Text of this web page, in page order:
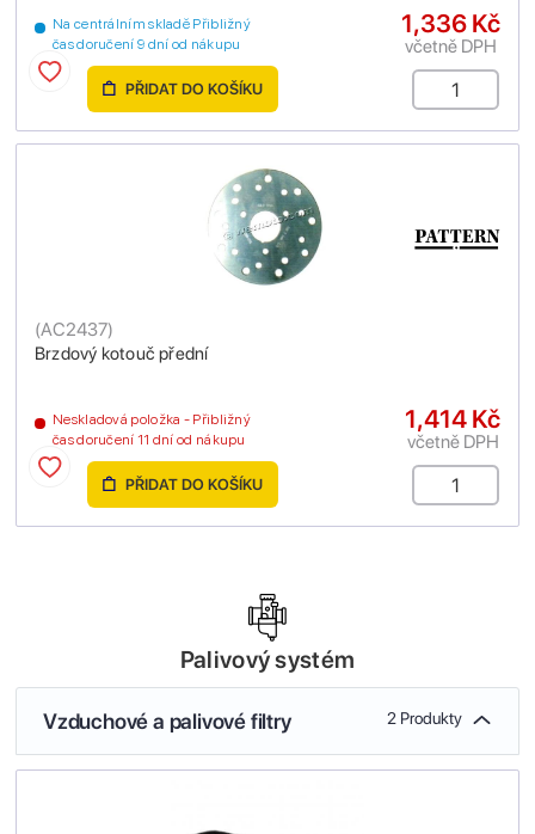
Na centrálním skladě Přibližný
čas doručení 9 dní od nákupu
1,336 Kč
včetně DPH
PŘIDAT DO KOŠÍKU
Brzdový kotouč přední
(AC2437)
Neskladová položka - Přibližný
čas doručení 11 dní od nákupu
1,414 Kč
včetně DPH
PŘIDAT DO KOŠÍKU
Palivový systém
Vzduchové a palivové filtry 2 Produkty